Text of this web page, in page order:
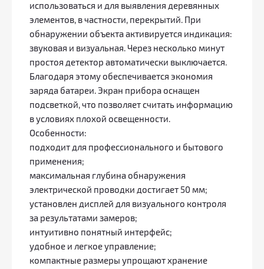
использоваться и для выявления деревянных
элементов, в частности, перекрытий. При
обнаружении объекта активируется индикация:
звуковая и визуальная. Через несколько минут
простоя детектор автоматически выключается.
Благодаря этому обеспечивается экономия
заряда батареи. Экран прибора оснащен
подсветкой, что позволяет считать информацию
в условиях плохой освещенности.
Особенности:
подходит для профессионального и бытового
применения;
максимальная глубина обнаружения
электрической проводки достигает 50 мм;
установлен дисплей для визуального контроля
за результатами замеров;
интуитивно понятный интерфейс;
удобное и легкое управление;
компактные размеры упрощают хранение